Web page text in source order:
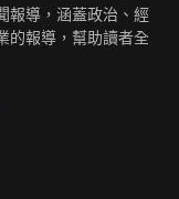
報導，涵蓋政治、經
的報導，幫助讀者全